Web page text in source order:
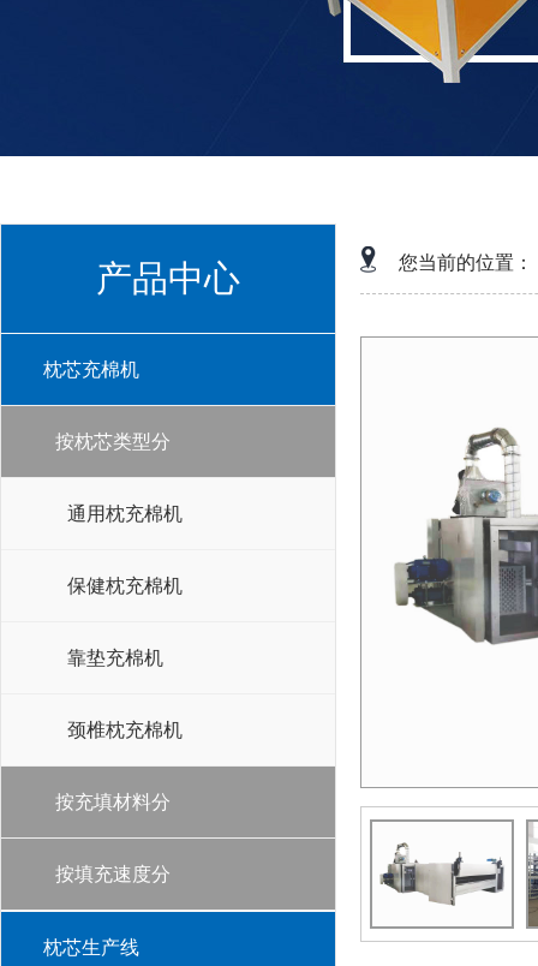
产品中心
枕芯充棉机
按枕芯类型分
通用枕充棉机
保健枕充棉机
靠垫充棉机
颈椎枕充棉机
按充填材料分
按填充速度分
枕芯生产线
您当前的位置：